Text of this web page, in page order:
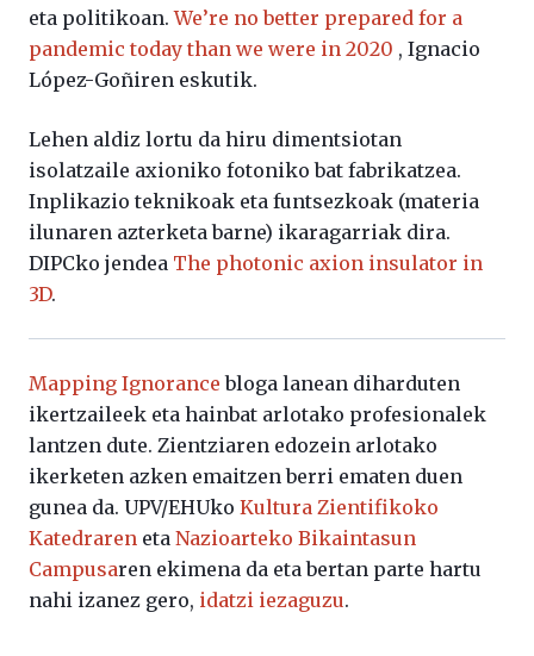
eta politikoan.We’re no better prepared for a
pandemic today than we were in 2020 , Ignacio
López-Goñiren eskutik.
Lehen aldiz lortu da hiru dimentsiotan
isolatzaile axioniko fotoniko bat fabrikatzea.
Inplikazio teknikoak eta funtsezkoak (materia
ilunaren azterketa barne) ikaragarriak dira.
DIPCko jendea The photonic axion insulator in
3D.
Mapping Ignorance bloga lanean diharduten
ikertzaileek eta hainbat arlotako profesionalek
lantzen dute. Zientziaren edozein arlotako
ikerketen azken emaitzen berri ematen duen
gunea da. UPV/EHUko Kultura Zientifikoko
Katedraren eta Nazioarteko Bikaintasun
Campusaren ekimena da eta bertan parte hartu
nahi izanez gero, idatzi iezaguzu.